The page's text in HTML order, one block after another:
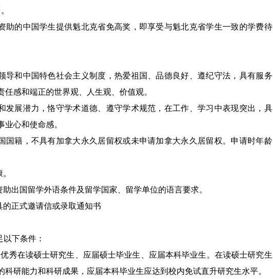
助的中国学生提供魁北克省免高奖，即享受与魁北克省学生一致的学费待
导和中国特色社会主义制度，热爱祖国、品德良好、遵纪守法，具有服务
感和端正的世界观、人生观、价值观。
发展潜力，恪守学术道德、遵守学术规范，在工作、学习中表现突出，具
心和使命感。
国籍，不具有加拿大永久居留权或未申请加拿大永久居留权。申请时年龄
助出国留学外语条件及留学国家、留学单位的语言要求。
的正式邀请信或录取通知书
下条件：
优秀在读硕士研究生、应届硕士毕业生、应届本科毕业生。在读硕士研究生
研能力和科研成果，应届本科毕业生应达到校内免试直升研究生水平。